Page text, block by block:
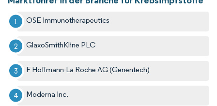
OSE Immunotherapeutics
GlaxoSmithKline PLC
F Hoffmann-La Roche AG (Genentech)
Moderna Inc.